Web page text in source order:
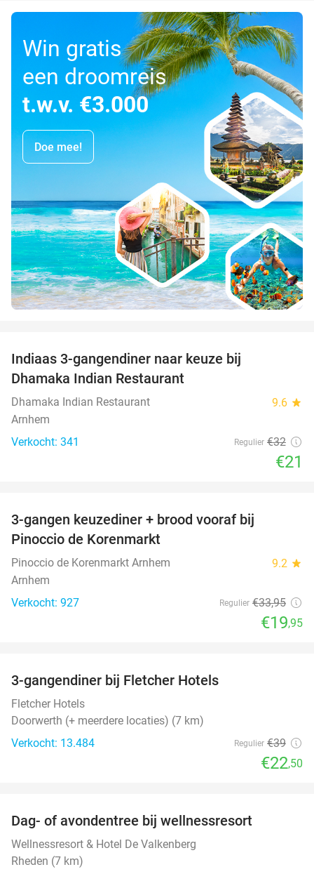
Win gratis
een droomreis
t.w.v. €3.000
Doe mee!
Indiaas 3-gangendiner naar keuze bij
Dhamaka Indian Restaurant
Dhamaka Indian Restaurant 9.6 star
Arnhem
Verkocht: 341
Regulier €32
€21
3-gangen keuzediner + brood vooraf bij
Pinoccio de Korenmarkt
Pinoccio de Korenmarkt Arnhem 9.2 star
Arnhem
Verkocht: 927
Regulier €33,95
€19,95
3-gangendiner bij Fletcher Hotels
Fletcher Hotels
Doorwerth (+ meerdere locaties) (7 km)
Verkocht: 13.484
Regulier €39
€22,50
Dag- of avondentree bij wellnessresort
Wellnessresort & Hotel De Valkenberg
Rheden (7 km)